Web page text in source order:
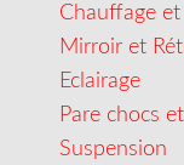
Chauffage
Mirroir et
Eclairage
Pare chocs
Suspension